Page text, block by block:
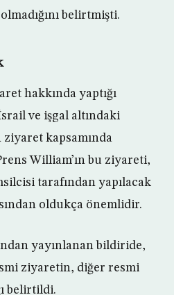
belirtmişti.
hakkında yaptığı
ve işgal altındaki
kapsamında
William’ın bu ziyareti,
tarafından yapılacak
oldukça önemlidir.
yayınlanan bildiride,
ziyaretin, diğer resmi
belirtildi.